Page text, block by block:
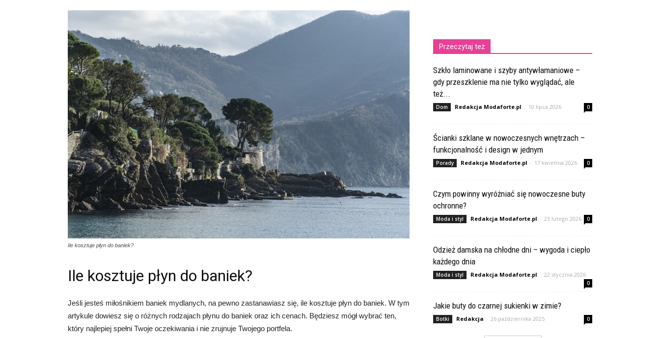
Ile kosztuje płyn do baniek?
Ile kosztuje płyn do baniek?
Jeśli jesteś miłośnikiem baniek mydlanych, na pewno zastanawiasz się, ile kosztuje płyn do baniek. W tym
artykule dowiesz się o różnych rodzajach płynu do baniek oraz ich cenach. Będziesz mógł wybrać ten,
który najlepiej spełni Twoje oczekiwania i nie zrujnuje Twojego portfela.
Przeczytaj też
Szkło laminowane i szyby antywłamaniowe –
gdy przeszklenie ma nie tylko wyglądać, ale
też...
Dom Redakcja Modaforte.pl - 10 lipca 2026 0
Ścianki szklane w nowoczesnych wnętrzach –
funkcjonalność i design w jednym
Porady Redakcja Modaforte.pl - 17 kwietnia 2026 0
Czym powinny wyróżniać się nowoczesne buty
ochronne?
Moda i styl Redakcja Modaforte.pl - 23 lutego 2026 0
Odzież damska na chłodne dni – wygoda i ciepło
każdego dnia
Moda i styl Redakcja Modaforte.pl - 22 stycznia 2026
0
Jakie buty do czarnej sukienki w zimie?
Botki Redakcja - 26 października 2025 0